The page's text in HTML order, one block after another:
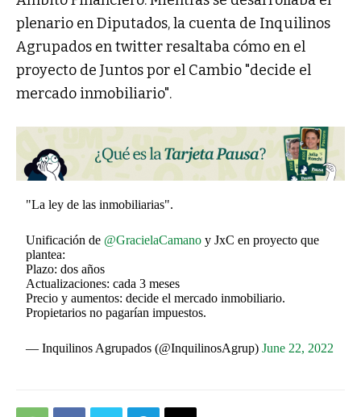
plenario en Diputados, la cuenta de Inquilinos
Agrupados en twitter resaltaba cómo en el
proyecto de Juntos por el Cambio "decide el
mercado inmobiliario".
"La ley de las inmobiliarias".
Unificación de @GracielaCamano y JxC en proyecto que
plantea:
Plazo: dos años
Actualizaciones: cada 3 meses
Precio y aumentos: decide el mercado inmobiliario.
Propietarios no pagarían impuestos.
— Inquilinos Agrupados (@InquilinosAgrup)June 22, 2022